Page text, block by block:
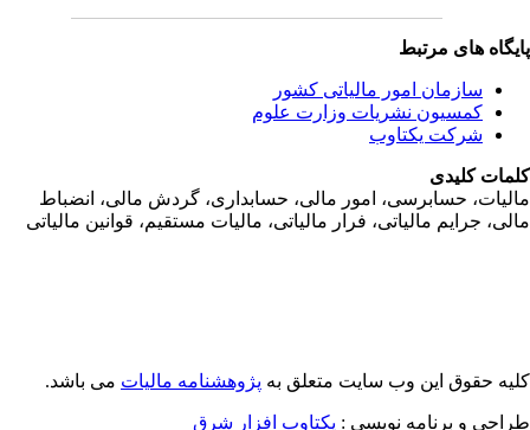
های مرتبط
سازمان امور مالياتی کشور
کمسیون نشریات وزارت علوم
شرکت یکتاوب
کلیدی
حسابرسی، امور مالی، حسابداری، گردش مالی، انضباط
جرايم مالياتی، فرار مالياتی، ماليات مستقيم، قوانين مالياتی
حقوق این وب سایت متعلق بهپژوهشنامه مالیاتمی باشد.
و برنامه نویسی : یکتاوب افزار شرق